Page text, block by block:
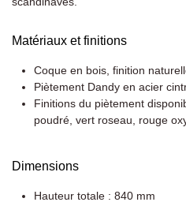
Matériaux et finitions
Coque en bois, finition
Piètement Dandy en acier
Finitions du piètement
poudré, vert roseau, rouge
Dimensions
Hauteur totale : 840 mm